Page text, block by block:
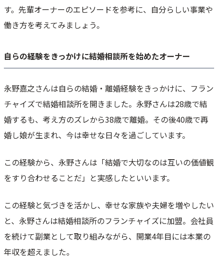
す。先輩オーナーのエピソードを参考に、自分らしい事業や
働き方を考えてみましょう。
自らの経験をきっかけに結婚相談所を始めたオーナー
永野嘉之さんは自らの結婚・離婚経験をきっかけに、フラン
チャイズで結婚相談所を開きました。永野さんは28歳で結
婚するも、考え方のズレから38歳で離婚。その後40歳で再
婚し娘が生まれ、今は幸せな日々を過ごしています。
この経験から、永野さんは「結婚で大切なのは互いの価値観
をすり合わせることだ」と実感したといいます。
この経験と気づきを活かし、幸せな家族や夫婦を増やしたい
と、永野さんは結婚相談所のフランチャイズに加盟。会社員
を続けて副業として取り組みながら、開業4年目には本業の
年収を超えました。